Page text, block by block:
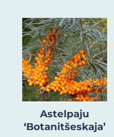
Astelpaju
‘Botanitšeskaja’